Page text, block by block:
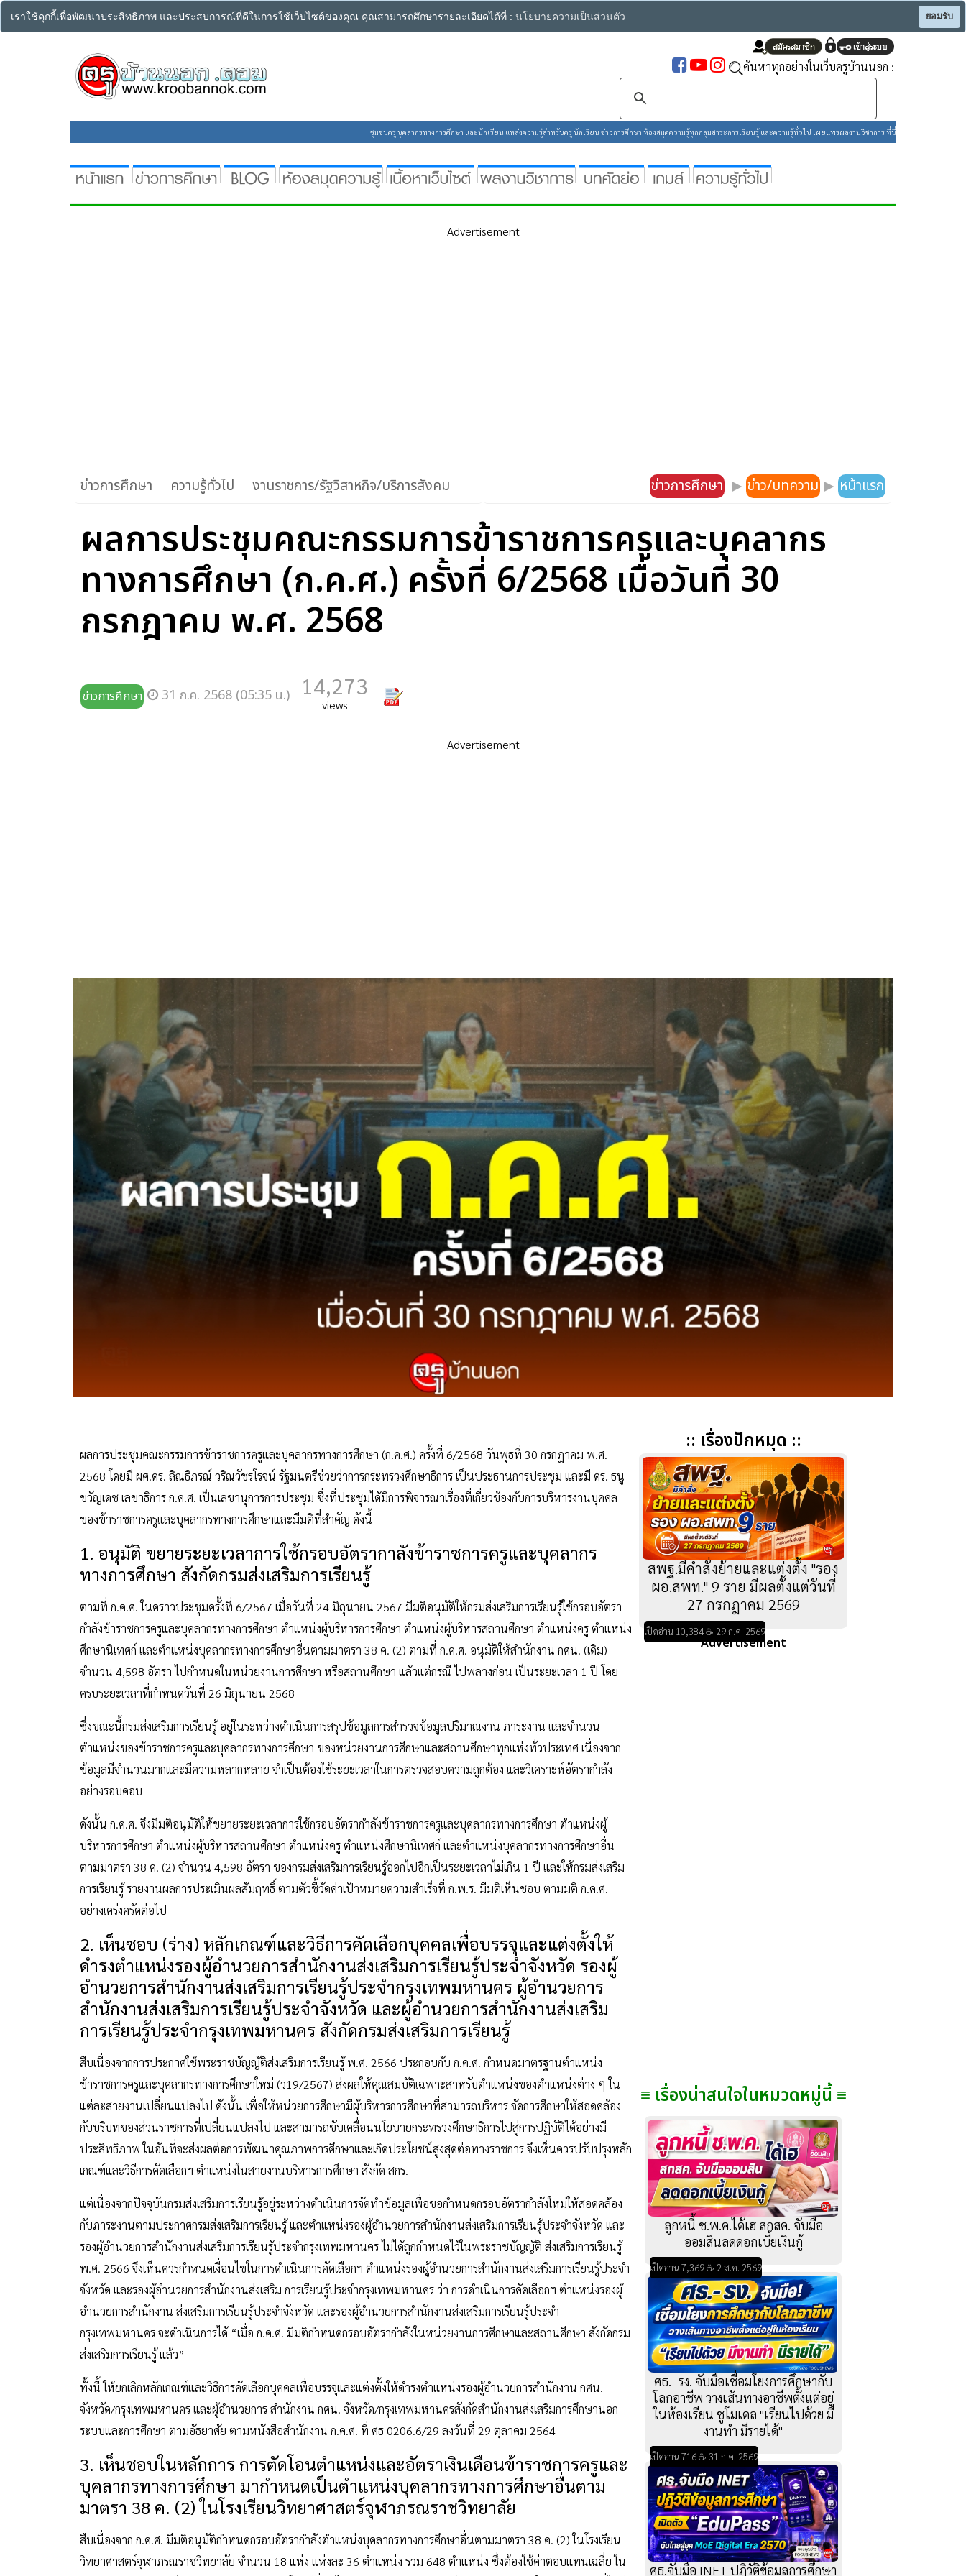
เราใช้คุกกี้เพื่อพัฒนาประสิทธิภาพ และประสบการณ์ที่ดีในการใช้เว็บไซต์ของคุณ คุณสามารถศึกษารายละเอียดได้ที่ : นโยบายความเป็นส่วนตัว ยอมรับ
ค้นหาทุกอย่างในเว็บครูบ้านนอก :
ชุมชนครู บุคลากรทางการศึกษา และนักเรียน แหล่งความรู้สำหรับครู นักเรียน ข่าวการศึกษา ห้องสมุดความรู้ทุกกลุ่มสาระการเรียนรู้ และความรู้ทั่วไป เผยแพร่ผลงานวิชาการ ที่นี่
Advertisement
ข่าวการศึกษา ความรู้ทั่วไป งานราชการ/รัฐวิสาหกิจ/บริการสังคม ข่าวการศึกษา ▶ ข่าว/บทความ ▶ หน้าแรก
ผลการประชุมคณะกรรมการข้าราชการครูและบุคลากร
ทางการศึกษา (ก.ค.ศ.) ครั้งที่ 6/2568 เมื่อวันที่ 30
กรกฎาคม พ.ศ. 2568
ข่าวการศึกษา 31 ก.ค. 2568 (05:35 น.) 14,273
views
Advertisement
ผลการประชุมคณะกรรมการข้าราชการครูและบุคลากรทางการศึกษา (ก.ค.ศ.) ครั้งที่ 6/2568 วันพุธที่ 30 กรกฎาคม พ.ศ.
2568 โดยมี ผศ.ดร. ลิณธิภรณ์ วริณวัชรโรจน์ รัฐมนตรีช่วยว่าการกระทรวงศึกษาธิการ เป็นประธานการประชุม และมี ดร. ธนู
ขวัญเดช เลขาธิการ ก.ค.ศ. เป็นเลขานุการการประชุม ซึ่งที่ประชุมได้มีการพิจารณาเรื่องที่เกี่ยวข้องกับการบริหารงานบุคคล
ของข้าราชการครูและบุคลากรทางการศึกษาและมีมติที่สำคัญ ดังนี้
1. อนุมัติ ขยายระยะเวลาการใช้กรอบอัตรากาลังข้าราชการครูและบุคลากร
ทางการศึกษา สังกัดกรมส่งเสริมการเรียนรู้
ตามที่ ก.ค.ศ. ในคราวประชุมครั้งที่ 6/2567 เมื่อวันที่ 24 มิถุนายน 2567 มีมติอนุมัติให้กรมส่งเสริมการเรียนรู้ใช้กรอบอัตรา
กำลังข้าราชการครูและบุคลากรทางการศึกษา ตำแหน่งผู้บริหารการศึกษา ตำแหน่งผู้บริหารสถานศึกษา ตำแหน่งครู ตำแหน่ง
ศึกษานิเทศก์ และตำแหน่งบุคลากรทางการศึกษาอื่นตามมาตรา 38 ค. (2) ตามที่ ก.ค.ศ. อนุมัติให้สำนักงาน กศน. (เดิม)
จำนวน 4,598 อัตรา ไปกำหนดในหน่วยงานการศึกษา หรือสถานศึกษา แล้วแต่กรณี ไปพลางก่อน เป็นระยะเวลา 1 ปี โดย
ครบระยะเวลาที่กำหนดวันที่ 26 มิถุนายน 2568
ซึ่งขณะนี้กรมส่งเสริมการเรียนรู้ อยู่ในระหว่างดำเนินการสรุปข้อมูลการสำรวจข้อมูลปริมาณงาน ภาระงาน และจำนวน
ตำแหน่งของข้าราชการครูและบุคลากรทางการศึกษา ของหน่วยงานการศึกษาและสถานศึกษาทุกแห่งทั่วประเทศ เนื่องจาก
ข้อมูลมีจำนวนมากและมีความหลากหลาย จำเป็นต้องใช้ระยะเวลาในการตรวจสอบความถูกต้อง และวิเคราะห์อัตรากำลัง
อย่างรอบคอบ
ดังนั้น ก.ค.ศ. จึงมีมติอนุมัติให้ขยายระยะเวลาการใช้กรอบอัตรากำลังข้าราชการครูและบุคลากรทางการศึกษา ตำแหน่งผู้
บริหารการศึกษา ตำแหน่งผู้บริหารสถานศึกษา ตำแหน่งครู ตำแหน่งศึกษานิเทศก์ และตำแหน่งบุคลากรทางการศึกษาอื่น
ตามมาตรา 38 ค. (2) จำนวน 4,598 อัตรา ของกรมส่งเสริมการเรียนรู้ออกไปอีกเป็นระยะเวลาไม่เกิน 1 ปี และให้กรมส่งเสริม
การเรียนรู้ รายงานผลการประเมินผลสัมฤทธิ์ ตามตัวชี้วัดค่าเป้าหมายความสำเร็จที่ ก.พ.ร. มีมติเห็นชอบ ตามมติ ก.ค.ศ.
อย่างเคร่งครัดต่อไป
2. เห็นชอบ (ร่าง) หลักเกณฑ์และวิธีการคัดเลือกบุคคลเพื่อบรรจุและแต่งตั้งให้
ดำรงตำแหน่งรองผู้อำนวยการสำนักงานส่งเสริมการเรียนรู้ประจำจังหวัด รองผู้
อำนวยการสำนักงานส่งเสริมการเรียนรู้ประจำกรุงเทพมหานคร ผู้อำนวยการ
สำนักงานส่งเสริมการเรียนรู้ประจำจังหวัด และผู้อำนวยการสำนักงานส่งเสริม
การเรียนรู้ประจำกรุงเทพมหานคร สังกัดกรมส่งเสริมการเรียนรู้
สืบเนื่องจากการประกาศใช้พระราชบัญญัติส่งเสริมการเรียนรู้ พ.ศ. 2566 ประกอบกับ ก.ค.ศ. กำหนดมาตรฐานตำแหน่ง
ข้าราชการครูและบุคลากรทางการศึกษาใหม่ (ว19/2567) ส่งผลให้คุณสมบัติเฉพาะสาหรับตำแหน่งของตำแหน่งต่าง ๆ ใน
แต่ละสายงานเปลี่ยนแปลงไป ดังนั้น เพื่อให้หน่วยการศึกษามีผู้บริหารการศึกษาที่สามารถบริหาร จัดการศึกษาให้สอดคล้อง
กับบริบทของส่วนราชการที่เปลี่ยนแปลงไป และสามารถขับเคลื่อนนโยบายกระทรวงศึกษาธิการไปสู่การปฏิบัติได้อย่างมี
ประสิทธิภาพ ในอันที่จะส่งผลต่อการพัฒนาคุณภาพการศึกษาและเกิดประโยชน์สูงสุดต่อทางราชการ จึงเห็นควรปรับปรุงหลัก
เกณฑ์และวิธีการคัดเลือกฯ ตำแหน่งในสายงานบริหารการศึกษา สังกัด สกร.
แต่เนื่องจากปัจจุบันกรมส่งเสริมการเรียนรู้อยู่ระหว่างดำเนินการจัดทำข้อมูลเพื่อขอกำหนดกรอบอัตรากำลังใหม่ให้สอดคล้อง
กับภาระงานตามประกาศกรมส่งเสริมการเรียนรู้ และตำแหน่งรองผู้อำนวยการสำนักงานส่งเสริมการเรียนรู้ประจำจังหวัด และ
รองผู้อำนวยการสำนักงานส่งเสริมการเรียนรู้ประจำกรุงเทพมหานคร ไม่ได้ถูกกำหนดไว้ในพระราชบัญญัติ ส่งเสริมการเรียนรู้
พ.ศ. 2566 จึงเห็นควรกำหนดเงื่อนไขในการดำเนินการคัดเลือกฯ ตำแหน่งรองผู้อำนวยการสำนักงานส่งเสริมการเรียนรู้ประจำ
จังหวัด และรองผู้อำนวยการสำนักงานส่งเสริม การเรียนรู้ประจำกรุงเทพมหานคร ว่า การดำเนินการคัดเลือกฯ ตำแหน่งรองผู้
อำนวยการสำนักงาน ส่งเสริมการเรียนรู้ประจำจังหวัด และรองผู้อำนวยการสำนักงานส่งเสริมการเรียนรู้ประจำ
กรุงเทพมหานคร จะดำเนินการได้ “เมื่อ ก.ค.ศ. มีมติกำหนดกรอบอัตรากำลังในหน่วยงานการศึกษาและสถานศึกษา สังกัดกรม
ส่งเสริมการเรียนรู้ แล้ว”
ทั้งนี้ ให้ยกเลิกหลักเกณฑ์และวิธีการคัดเลือกบุคคลเพื่อบรรจุและแต่งตั้งให้ดำรงตำแหน่งรองผู้อำนวยการสำนักงาน กศน.
จังหวัด/กรุงเทพมหานคร และผู้อำนวยการ สำนักงาน กศน. จังหวัด/กรุงเทพมหานครสังกัดสำนักงานส่งเสริมการศึกษานอก
ระบบและการศึกษา ตามอัธยาศัย ตามหนังสือสำนักงาน ก.ค.ศ. ที่ ศธ 0206.6/29 ลงวันที่ 29 ตุลาคม 2564
3. เห็นชอบในหลักการ การตัดโอนตำแหน่งและอัตราเงินเดือนข้าราชการครูและ
บุคลากรทางการศึกษา มากำหนดเป็นตำแหน่งบุคลากรทางการศึกษาอื่นตาม
มาตรา 38 ค. (2) ในโรงเรียนวิทยาศาสตร์จุฬาภรณราชวิทยาลัย
สืบเนื่องจาก ก.ค.ศ. มีมติอนุมัติกำหนดกรอบอัตรากำลังตำแหน่งบุคลากรทางการศึกษาอื่นตามมาตรา 38 ค. (2) ในโรงเรียน
วิทยาศาสตร์จุฬาภรณราชวิทยาลัย จำนวน 18 แห่ง แห่งละ 36 ตำแหน่ง รวม 648 ตำแหน่ง ซึ่งต้องใช้ค่าตอบแทนเฉลี่ย ใน
:: เรื่องปักหมุด ::
สพฐ.มีคำสั่งย้ายและแต่งตั้ง "รอง
ผอ.สพท." 9 ราย มีผลตั้งแต่วันที่
27 กรกฎาคม 2569
เปิดอ่าน 10,384 ☕ 29 ก.ค. 2569
Advertisement
≡ เรื่องน่าสนใจในหมวดหมู่นี้ ≡
ลูกหนี้ ช.พ.ค.ได้เฮ สกสค. จับมือ
ออมสินลดดอกเบี้ยเงินกู้
เปิดอ่าน 7,369 ☕ 2 ส.ค. 2569
ศธ.- รง. จับมือเชื่อมโยงการศึกษากับ
โลกอาชีพ วางเส้นทางอาชีพตั้งแต่อยู่
ในห้องเรียน ชูโมเดล "เรียนไปด้วย มี
งานทำ มีรายได้"
เปิดอ่าน 716 ☕ 31 ก.ค. 2569
ศธ.จับมือ INET ปฏิวัติข้อมูลการศึกษา